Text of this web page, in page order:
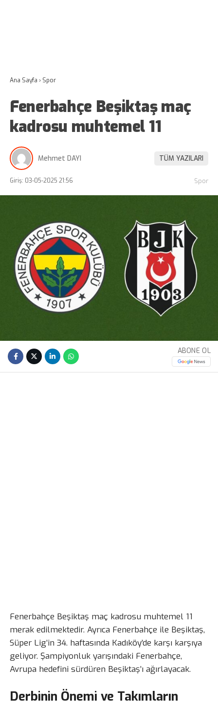
Ana Sayfa › Spor
Fenerbahçe Beşiktaş maç
kadrosu muhtemel 11
Mehmet DAYI TÜM YAZILARI
Giriş: 03-05-2025 21:56 Spor
ABONE OL
Fenerbahçe Beşiktaş maç kadrosu muhtemel 11
merak edilmektedir. Ayrıca Fenerbahçe ile Beşiktaş,
Süper Lig’in 34. haftasında Kadıköy’de karşı karşıya
geliyor. Şampiyonluk yarışındaki Fenerbahçe,
Avrupa hedefini sürdüren Beşiktaş’ı ağırlayacak.
Derbinin Önemi ve Takımların